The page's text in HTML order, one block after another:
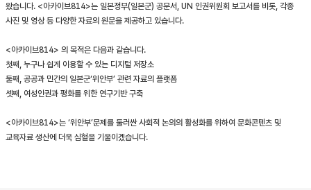
왔습니다. <아카이브814>는 일본정부(일본군) 공문서, UN 인권위원회 보고서를 비롯, 각종
사진 및 영상 등 다양한 자료의 원문을 제공하고 있습니다.
<아카이브814> 의 목적은 다음과 같습니다.
첫째, 누구나 쉽게 이용할 수 있는 디지털 저장소
둘째, 공공과 민간의 일본군‘위안부’ 관련 자료의 플랫폼
셋째, 여성인권과 평화를 위한 연구기반 구축
<아카이브814>는 ‘위안부’문제를 둘러싼 사회적 논의의 활성화를 위하여 문화콘텐츠 및
교육자료 생산에 더욱 심혈을 기울이겠습니다.